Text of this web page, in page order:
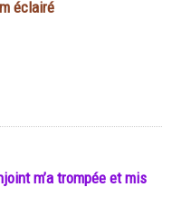
éclairé
m’a trompée et mis